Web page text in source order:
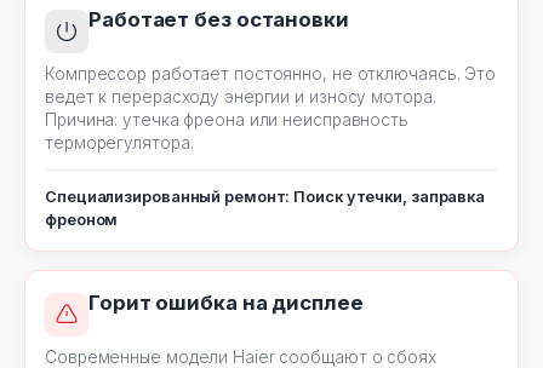
Работает без остановки
Компрессор работает постоянно, не отключаясь. Это
ведет к перерасходу энергии и износу мотора.
Причина: утечка фреона или неисправность
терморегулятора.
Специализированный ремонт: Поиск утечки, заправка
фреоном
Горит ошибка на дисплее
Современные модели Haier сообщают о сбоях